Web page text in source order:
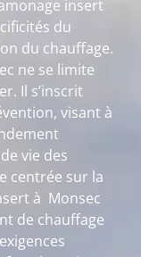
insert
du
du chauffage.
ne se limite
Il s’inscrit
visant à
vie des
centrée sur la
à Monsec
de chauffage